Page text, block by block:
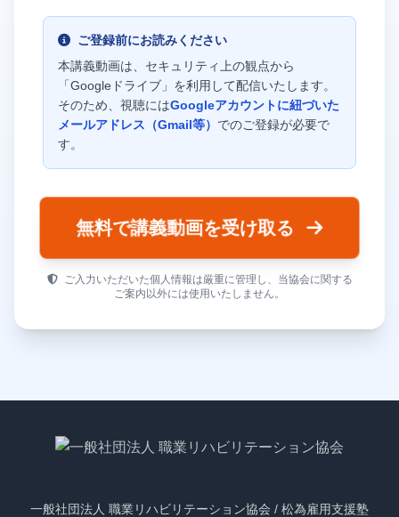
ご登録前にお読みください
本講義動画は、セキュリティ上の観点から
「Googleドライブ」を利用して配信いたします。
そのため、視聴にはGoogleアカウントに紐づいた
メールアドレス（Gmail等） でのご登録が必要で
す。
無料で講義動画を受け取る
ご入力いただいた個人情報は厳重に管理し、当協会に関する
ご案内以外には使用いたしません。
一般社団法人 職業リハビリテーション協会 / 松為雇用支援塾